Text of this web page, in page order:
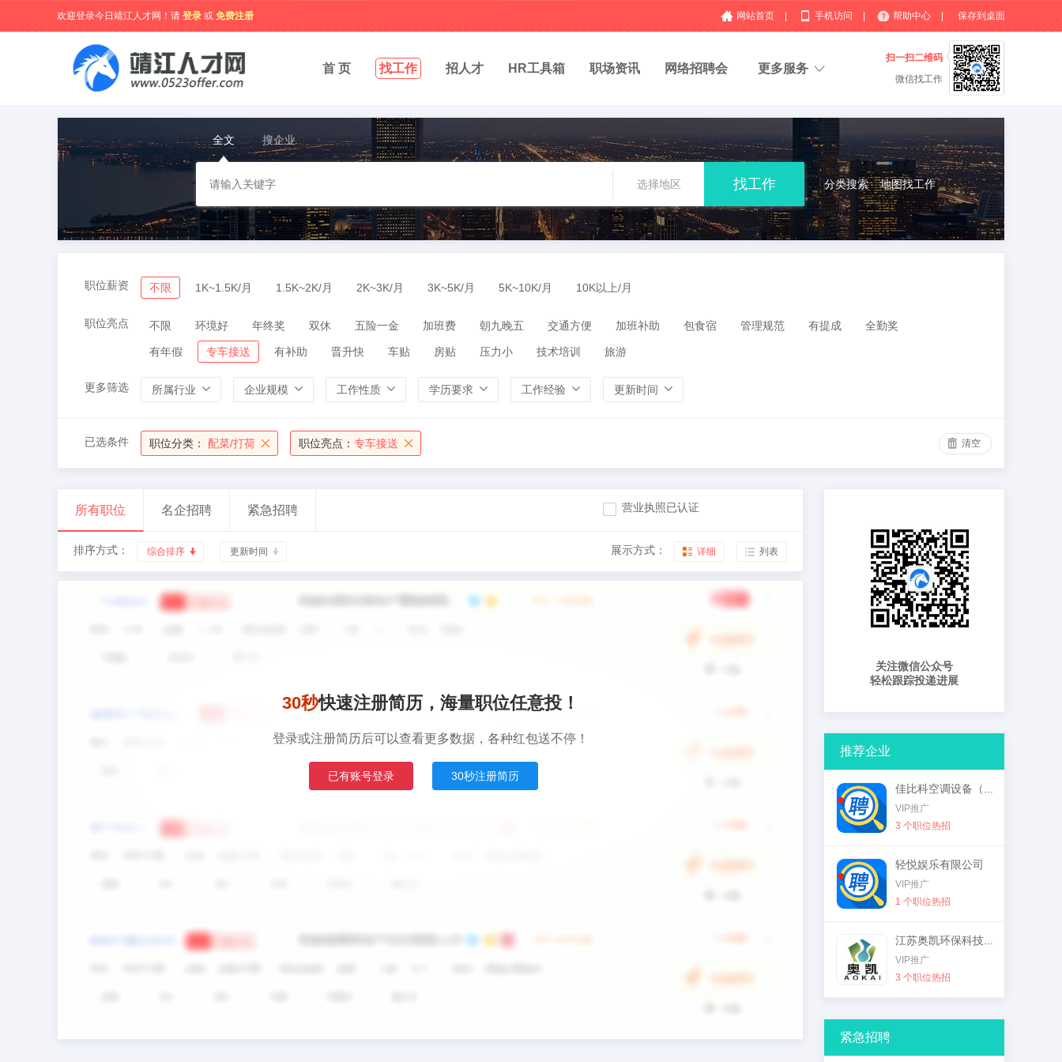
欢迎登录今日靖江人才网！请 登录 或 免费注册 网站首页 手机访问 帮助中心 保存到桌面
首 页 找工作 招人才 HR工具箱 职场资讯 网络招聘会
扫一扫二维码
微信找工作
更多服务
全文 搜企业
选择地区 分类搜索 地图找工作
职位薪资 不限 1K~1.5K/月 1.5K~2K/月 2K~3K/月 3K~5K/月 5K~10K/月 10K以上/月
职位亮点 不限 环境好 年终奖 双休 五险一金 加班费 朝九晚五 交通方便 加班补助 包食宿 管理规范 有提成 全勤奖
有年假 专车接送 有补助 晋升快 车贴 房贴 压力小 技术培训 旅游
更多筛选 所属行业 企业规模 工作性质 学历要求 工作经验 更新时间
已选条件 职位分类： 配菜/打荷 职位亮点： 专车接送 清空
所有职位 名企招聘 紧急招聘 营业执照已认证
排序方式： 综合排序 更新时间 展示方式： 详细 列表
30秒快速注册简历，海量职位任意投！
登录或注册简历后可以查看更多数据，各种红包送不停！
已有账号登录 30秒注册简历
关注微信公众号
轻松跟踪投递进展
推荐企业
佳比科空调设备（...
VIP推广
3 个职位热招
轻悦娱乐有限公司
VIP推广
1 个职位热招
江苏奥凯环保科技...
VIP推广
3 个职位热招
紧急招聘